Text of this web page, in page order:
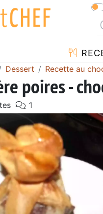
Dessert Recette au
poires -